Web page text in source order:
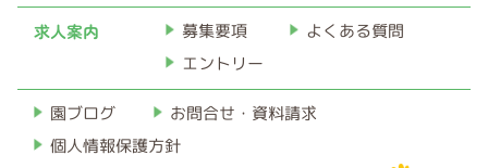
求人案内 募集要項 よくある質問
エントリー
園ブログ お問合せ・資料請求
個人情報保護方針